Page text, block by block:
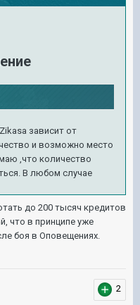
зависит от
и возможно место
,что количество
В любом случае
до 200 тысяч кредитов
что в принципе уже
боя в Оповещениях.
2